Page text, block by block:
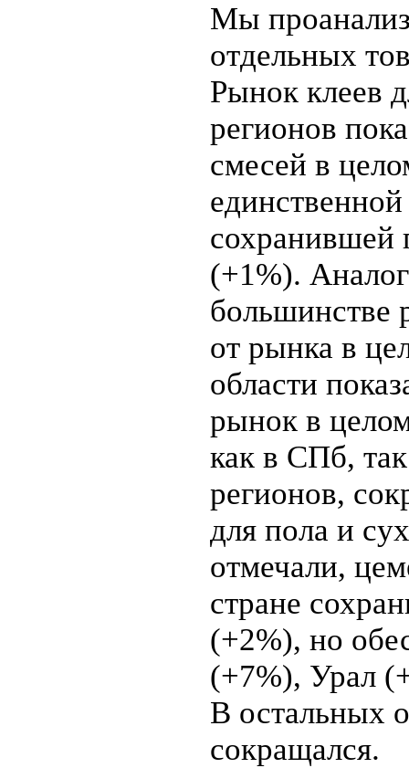
Мы
отдельных
Рынок клеев
регионов
смесей в
сохранившей
(+1%).
большинстве
от рынка в
области
рынок в
как в СПб,
регионов,
для пола и
отмечали,
стране
(+2%), но
(+7%), Урал
В остальных
сокращался.